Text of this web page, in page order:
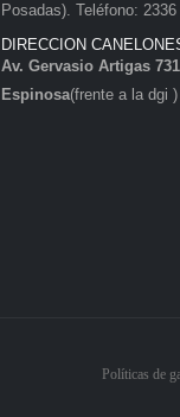
Posadas). Teléfono: 2336
DIRECCION
Av. Gervasio Artigas 731
Espinosa(frente a la dgi
Políticas de